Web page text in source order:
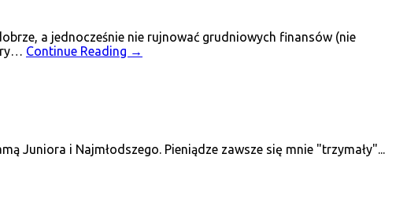
a jednocześnie nie rujnować grudniowych finansów (nie
Continue Reading →
Juniora i Najmłodszego. Pieniądze zawsze się mnie "trzymały"...